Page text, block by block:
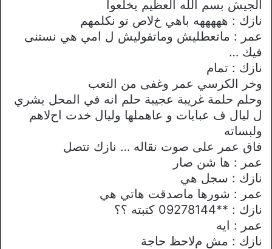
الجيش بسم الله العظيم يخلعوا
نازك : هههههه باهي خﻻص تو نكلمهم
عمر : ماتعطليش وماتقوليش ل امي هي نستنى
فيك …
نازك : تمام
وخر الكرسي عمر وغفى من التعب
وحلم حلمة غريبة عجيبة حلم انه في المحل يشري
ل ليال ف عبايات و عاهملها وليال خدت احﻻهم
ولبساته
فاق عمر على صوت نقاله … نازك تتصل
عمر : ها شن صار
نازك : سجل هي
عمر : شورها ماصدقت هاتي هي
نازك : **09278144 كتبته ؟؟
عمر : ايه
نازك : مش مﻻحظ حاجة